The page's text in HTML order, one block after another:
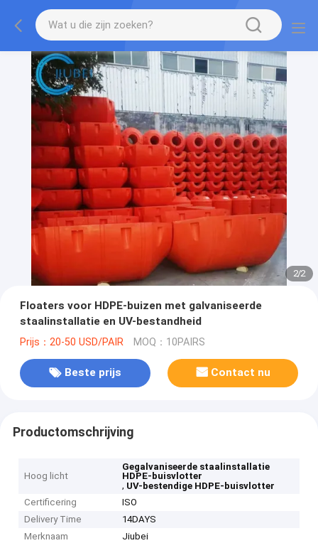
2/2
Floaters voor HDPE-buizen met galvaniseerde
staalinstallatie en UV-bestandheid
Prijs：20-50 USD/PAIR MOQ：10PAIRS
Beste prijs Contact nu
Productomschrijving
Hoog licht
Gegalvaniseerde staalinstallatie
HDPE-buisvlotter
, UV-bestendige HDPE-buisvlotter
Certificering
ISO
Delivery Time
14DAYS
Merknaam
Jiubei